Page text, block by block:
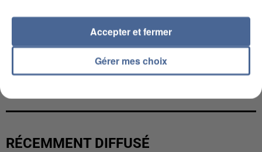
L’UN DES FONDATEURS SUPPOSÉS DE LA DZ
RÉCEMMENT DIFFUSÉ
Gérer mes choix
Accepter et fermer